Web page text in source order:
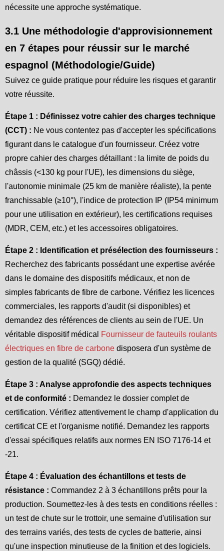
nécessite une approche systématique.
3.1 Une méthodologie d'approvisionnement
en 7 étapes pour réussir sur le marché
espagnol (Méthodologie/Guide)
Suivez ce guide pratique pour réduire les risques et garantir
votre réussite.
Étape 1 : Définissez votre cahier des charges technique
(CCT) : Ne vous contentez pas d'accepter les spécifications
figurant dans le catalogue d'un fournisseur. Créez votre
propre cahier des charges détaillant : la limite de poids du
châssis (<130 kg pour l'UE), les dimensions du siège,
l'autonomie minimale (25 km de manière réaliste), la pente
franchissable (≥10°), l'indice de protection IP (IP54 minimum
pour une utilisation en extérieur), les certifications requises
(MDR, CEM, etc.) et les accessoires obligatoires.
Étape 2 : Identification et présélection des fournisseurs :
Recherchez des fabricants possédant une expertise avérée
dans le domaine des dispositifs médicaux, et non de
simples fabricants de fibre de carbone. Vérifiez les licences
commerciales, les rapports d'audit (si disponibles) et
demandez des références de clients au sein de l'UE. Un
véritable dispositif médical
Fournisseur de fauteuils roulants
électriques en fibre de carbone disposera d'un système de
gestion de la qualité (SGQ) dédié.
Étape 3 : Analyse approfondie des aspects techniques
et de conformité : Demandez le dossier complet de
certification. Vérifiez attentivement le champ d'application du
certificat CE et l'organisme notifié. Demandez les rapports
d'essai spécifiques relatifs aux normes EN ISO 7176-14 et
-21.
Étape 4 : Évaluation des échantillons et tests de
résistance : Commandez 2 à 3 échantillons prêts pour la
production. Soumettez-les à des tests en conditions réelles :
un test de chute sur le trottoir, une semaine d'utilisation sur
des terrains variés, des tests de cycles de batterie, ainsi
qu'une inspection minutieuse de la finition et des logiciels.